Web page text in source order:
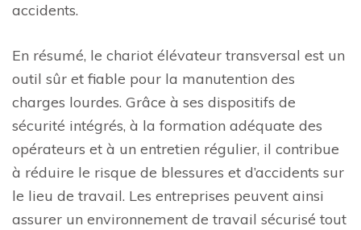
accidents.
En résumé, le chariot élévateur transversal est un
outil sûr et fiable pour la manutention des
charges lourdes. Grâce à ses dispositifs de
sécurité intégrés, à la formation adéquate des
opérateurs et à un entretien régulier, il contribue
à réduire le risque de blessures et d’accidents sur
le lieu de travail. Les entreprises peuvent ainsi
assurer un environnement de travail sécurisé tout